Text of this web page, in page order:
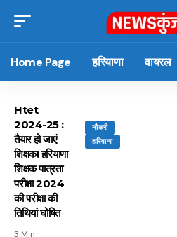
Home Page हरियाणा वायरल
नौकरी
हरियाणा
Htet
2024-25 :
तैयार हो जाएं
शिक्षक! हरियाणा
शिक्षक पात्रता
परीक्षा 2024
की परीक्षा की
तिथियां घोषित
3 Min